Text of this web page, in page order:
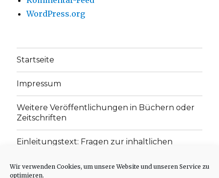
Wir verwenden Cookies, um unsere Website und unseren Service zu
optimieren.
WordPress.org
Startseite
Impressum
Weitere Veröffentlichungen in Büchern oder
Zeitschriften
Einleitungstext: Fragen zur inhaltlichen
„schwachen Glaubens“